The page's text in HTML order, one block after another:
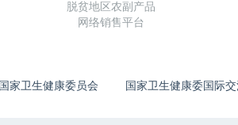
脱贫地区农副产品
网络销售平台
国家卫生健康委员会 国家卫生健康委国际